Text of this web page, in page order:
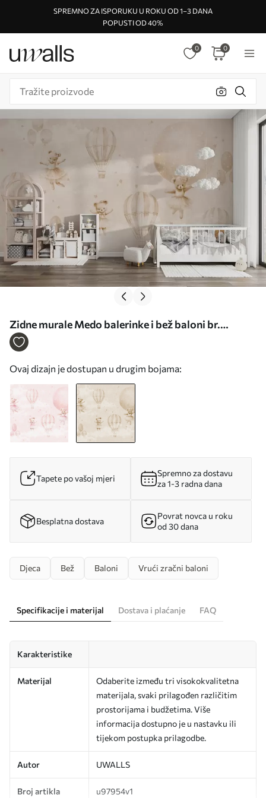
SPREMNO ZA ISPORUKU U ROKU OD 1–3 DANA
POPUSTI OD 40%
0 0
Zidne murale Medo balerinke i bež baloni br.
u97954v1
Ovaj dizajn je dostupan u drugim bojama:
Tapete po vašoj mjeri
Spremno za dostavu
za 1-3 radna dana
Besplatna dostava
Povrat novca u roku
od 30 dana
Djeca Bež Baloni Vrući zračni baloni
Specifikacije i materijal Dostava i plaćanje FAQ
Karakteristike
Materijal
Odaberite između tri visokokvalitetna
materijala, svaki prilagođen različitim
prostorijama i budžetima. Više
informacija dostupno je u nastavku ili
tijekom postupka prilagodbe.
Autor UWALLS
Broj artikla u97954v1